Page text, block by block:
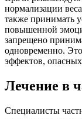
нормализации
также принимать
повышенной
запрещено
одновременно.
эффектов,
Лечение в
Специалисты